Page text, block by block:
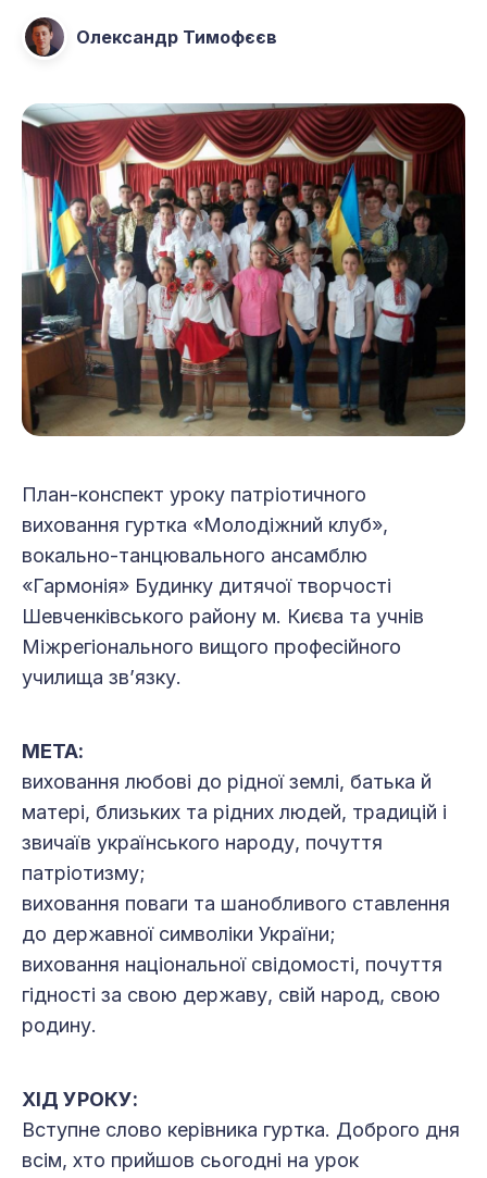
Олександр Тимофєєв
План-конспект уроку патріотичного
виховання гуртка «Молодіжний клуб»,
вокально-танцювального ансамблю
«Гармонія» Будинку дитячої творчості
Шевченківського району м. Києва та учнів
Міжрегіонального вищого професійного
училища зв’язку.
МЕТА:
виховання любові до рідної землі, батька й
матері, близьких та рідних людей, традицій і
звичаїв українського народу, почуття
патріотизму;
виховання поваги та шанобливого ставлення
до державної символіки України;
виховання національної свідомості, почуття
гідності за свою державу, свій народ, свою
родину.
ХІД УРОКУ:
Вступне слово керівника гуртка. Доброго дня
всім, хто прийшов сьогодні на урок